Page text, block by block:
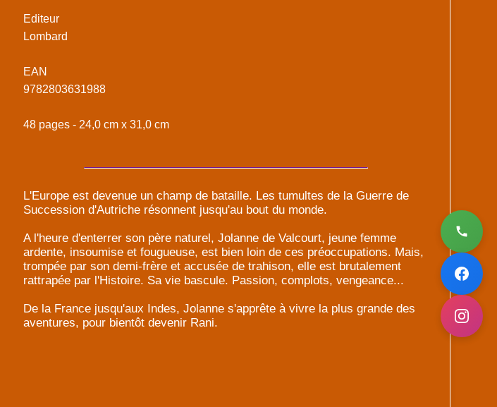
Editeur
Lombard
EAN
9782803631988
48 pages - 24,0 cm x 31,0 cm
L'Europe est devenue un champ de bataille. Les tumultes de la Guerre de
Succession d'Autriche résonnent jusqu'au bout du monde.
A l'heure d'enterrer son père naturel, Jolanne de Valcourt, jeune femme
ardente, insoumise et fougueuse, est bien loin de ces préoccupations. Mais,
trompée par son demi-frère et accusée de trahison, elle est brutalement
rattrapée par l'Histoire. Sa vie bascule. Passion, complots, vengeance...
De la France jusqu'aux Indes, Jolanne s'apprête à vivre la plus grande des
aventures, pour bientôt devenir Rani.